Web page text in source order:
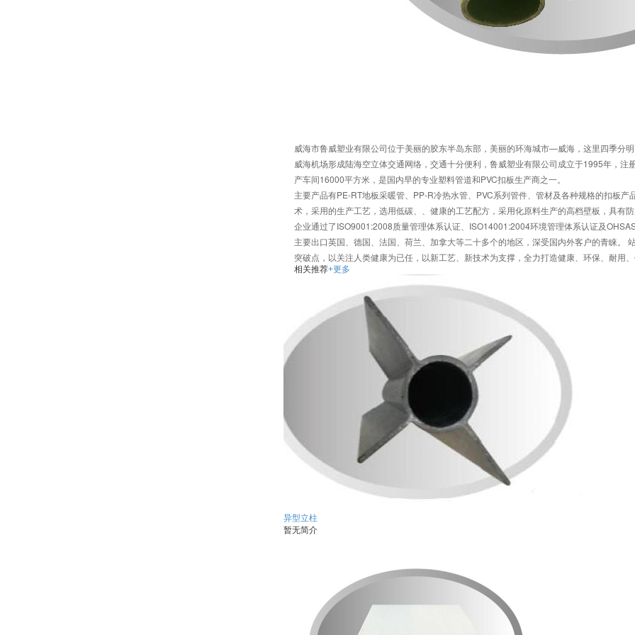
威海市鲁威塑业有限公司位于美丽的胶东半岛东部，美丽的环海城市—威海，这里四季分
威海机场形成陆海空立体交通网络，交通十分便利，鲁威塑业有限公司成立于1995年，
产车间16000平方米，是国内早的专业塑料管道和PVC扣板生产商之一。
主要产品有PE-RT地板采暖管、PP-R冷热水管、PVC系列管件、管材及各种规格的扣板
术，采用的生产工艺，选用低碳、、健康的工艺配方，采用化原料生产的高档壁板，具有
企业通过了ISO9001:2008质量管理体系认证、ISO14001:2004环境管理体系认证及
主要出口英国、德国、法国、荷兰、加拿大等二十多个的地区，深受国内外客户的青睐。
突破点，以关注人类健康为已任，以新工艺、新技术为支撑，全力打造健康、环保、耐用
相关推荐+更多
异型立柱
暂无简介